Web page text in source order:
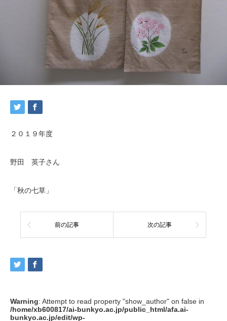
２０１９年度
野田 英子さん
「秋の七草」
前の記事 次の記事
Warning: Attempt to read property "show_author" on false in
/home/xb600817/ai-bunkyo.ac.jp/public_html/afa.ai-
bunkyo.ac.jp/edit/wp-